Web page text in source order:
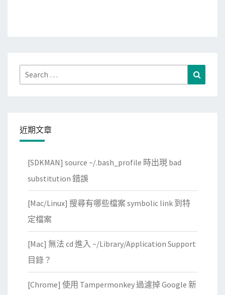
Search
for:
近期文章
[SDKMAN] source ~/.bash_profile 時出現 bad
substitution 錯誤
[Mac/Linux] 搜尋有哪些檔案 symbolic link 到特
定檔案
[Mac] 無法 cd 進入 ~/Library/Application Support
目錄？
[Chrome] 使用 Tampermonkey 過濾掉 Google 新